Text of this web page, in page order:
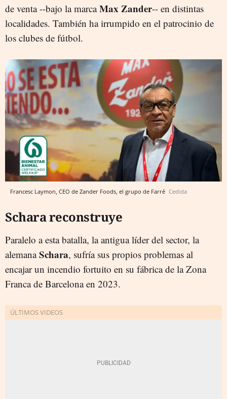
de venta --bajo la marcaMax Zander-- en distintas
localidades. También ha irrumpido en el patrocinio de
los clubes de fútbol.
Francesc Laymon, CEO de Zander Foods, el grupo de Farré Cedida
Schara reconstruye
Paralelo a esta batalla, la antigua líder del sector, la
alemanaSchara, sufría sus propios problemas al
encajar un incendio fortuito en su fábrica de la Zona
Franca de Barcelona en 2023.